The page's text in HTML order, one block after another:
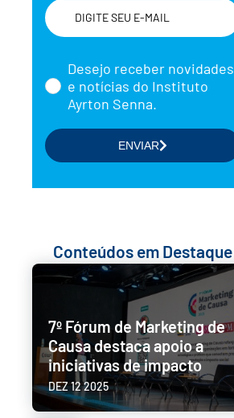
Nome
Selecione a(s) área(s) de seu
interesse
Doações
Parcerias com Empresas
Desejo receber novidades
e notícias do Instituto
Ayrton Senna.
ENVIAR
Conteúdos em Destaque
7º Fórum de Marketing de
Causa destaca apoio a
iniciativas de impacto
DEZ 12 2025